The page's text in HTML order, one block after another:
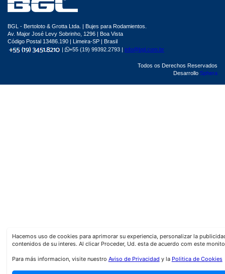
Hacemos uso de cookies para aprimorar su experiencia, personalizar la
contenidos de su interes. Al clicar Proceder, Ud. esta de acuerdo com este
Para más informacion, visite nuestro Aviso de Privacidad y la Politica de Cookies
BGL - Bertoloto & Grotta Ltda. | Bujes para Rodamientos.
Av. Major José Levy Sobrinho, 1296 | Boa Vista
Código Postal 13486.190 | Limeira-SP | Brasil
|
+55 (19) 99392.2793 | info@bgl.com.br
Todos os Derechos Reservados
Desarrollo Sphera